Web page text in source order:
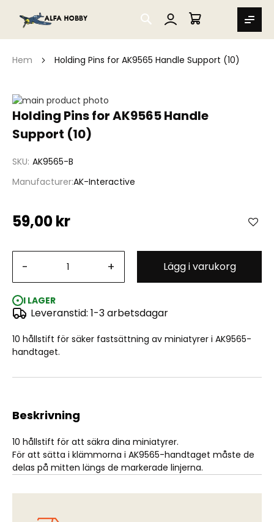
SEARCH
MIN VARUKORG
Hem Holding Pins for AK9565 Handle Support (10)
Holding Pins for AK9565 Handle
Support (10)
SKU AK9565-B
ManufacturerAK-Interactive
59,00 kr
- + Lägg i varukorg
I LAGER
Leveranstid: 1-3 arbetsdagar
10 hållstift för säker fastsättning av miniatyrer i AK9565-
handtaget.
Hoppa
till
av
Holding Pins for AK9565 Handle Support (10)
Hoppa
början
bildgalleriet
Beskrivning
10 hållstift för att säkra dina miniatyrer.
För att sätta i klämmorna i AK9565-handtaget måste de
delas på mitten längs de markerade linjerna.